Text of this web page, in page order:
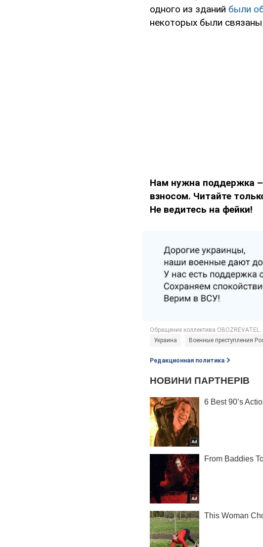
одного из зданий были
некоторых были связаны
Нам нужна поддержка –
взносом. Читайте
Не ведитесь на фейки!
Украина Военные преступления
Редакционная политика